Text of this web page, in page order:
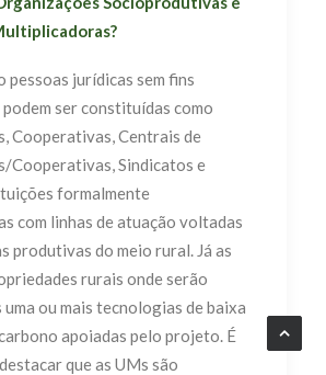
pessoas jurídicas sem fins
ser constituídas como
Cooperativas, Centrais de
Cooperativas, Sindicatos e
formalmente
com linhas de atuação voltadas
produtivas do meio rural. Já as
rurais onde serão
uma ou mais tecnologias de baixa
apoiadas pelo projeto. É
que as UMs são